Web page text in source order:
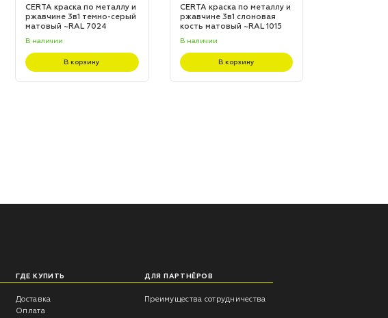
CERTA краска по металлу и
ржавчине 3в1 темно-серый
матовый ~RAL 7024
В наличии
В корзину
CERTA краска по металлу и
ржавчине 3в1 слоновая
кость матовый ~RAL 1015
В наличии
В корзину
ГДЕ КУПИТЬ
Доставка
Оплата
ДЛЯ ПАРТНЁРОВ
Преимущества сотрудничества